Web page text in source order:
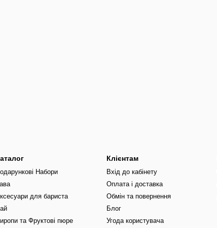
Набори
для бариста
та Фруктові пюре
Клієнтам
Вхід до кабінету
Оплата і доставка
Обмін та повернення
Блог
Угода користувача